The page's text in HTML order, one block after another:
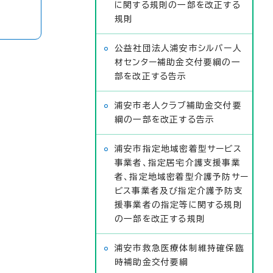
に関する規則の一部を改正する
規則
公益社団法人浦安市シルバー人
材センター補助金交付要綱の一
部を改正する告示
浦安市老人クラブ補助金交付要
綱の一部を改正する告示
浦安市指定地域密着型サービス
事業者、指定居宅介護支援事業
者、指定地域密着型介護予防サー
ビス事業者及び指定介護予防支
援事業者の指定等に関する規則
の一部を改正する規則
浦安市救急医療体制維持確保臨
時補助金交付要綱